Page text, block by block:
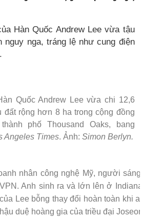
Hàn Quốc Andrew Lee vừa tậu
nguy nga, tráng lệ như cung điện
Quốc Andrew Lee vừa chi 12,6
đất rộng hơn 8 ha trong cộng đồng
phố Thousand Oaks, bang
Angeles Times. Ảnh:Simon Berlyn.
nhân công nghệ Mỹ, người
Anh sinh ra và lớn lên ở
Lee bỗng thay đổi hoàn toàn khi
duệ hoàng gia của triều đại